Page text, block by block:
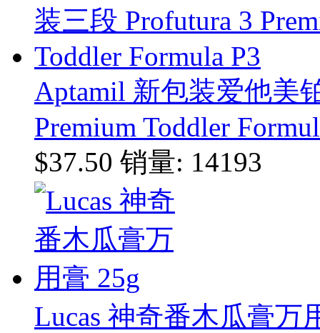
Aptamil 新包装爱他美
Premium Toddler
$37.50 销量: 14193
Lucas 神奇番木瓜膏万